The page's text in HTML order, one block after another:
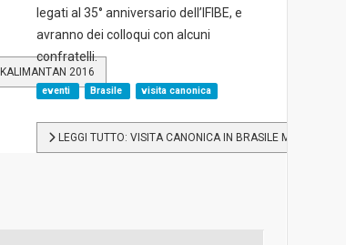
2016
legati al 35° anniversario dell’IFIBE, e
avranno dei colloqui con alcuni
confratelli.
eventi Brasile visita canonica
LEGGI TUTTO: VISITA CANONICA IN BRASILE MERIDIONALE